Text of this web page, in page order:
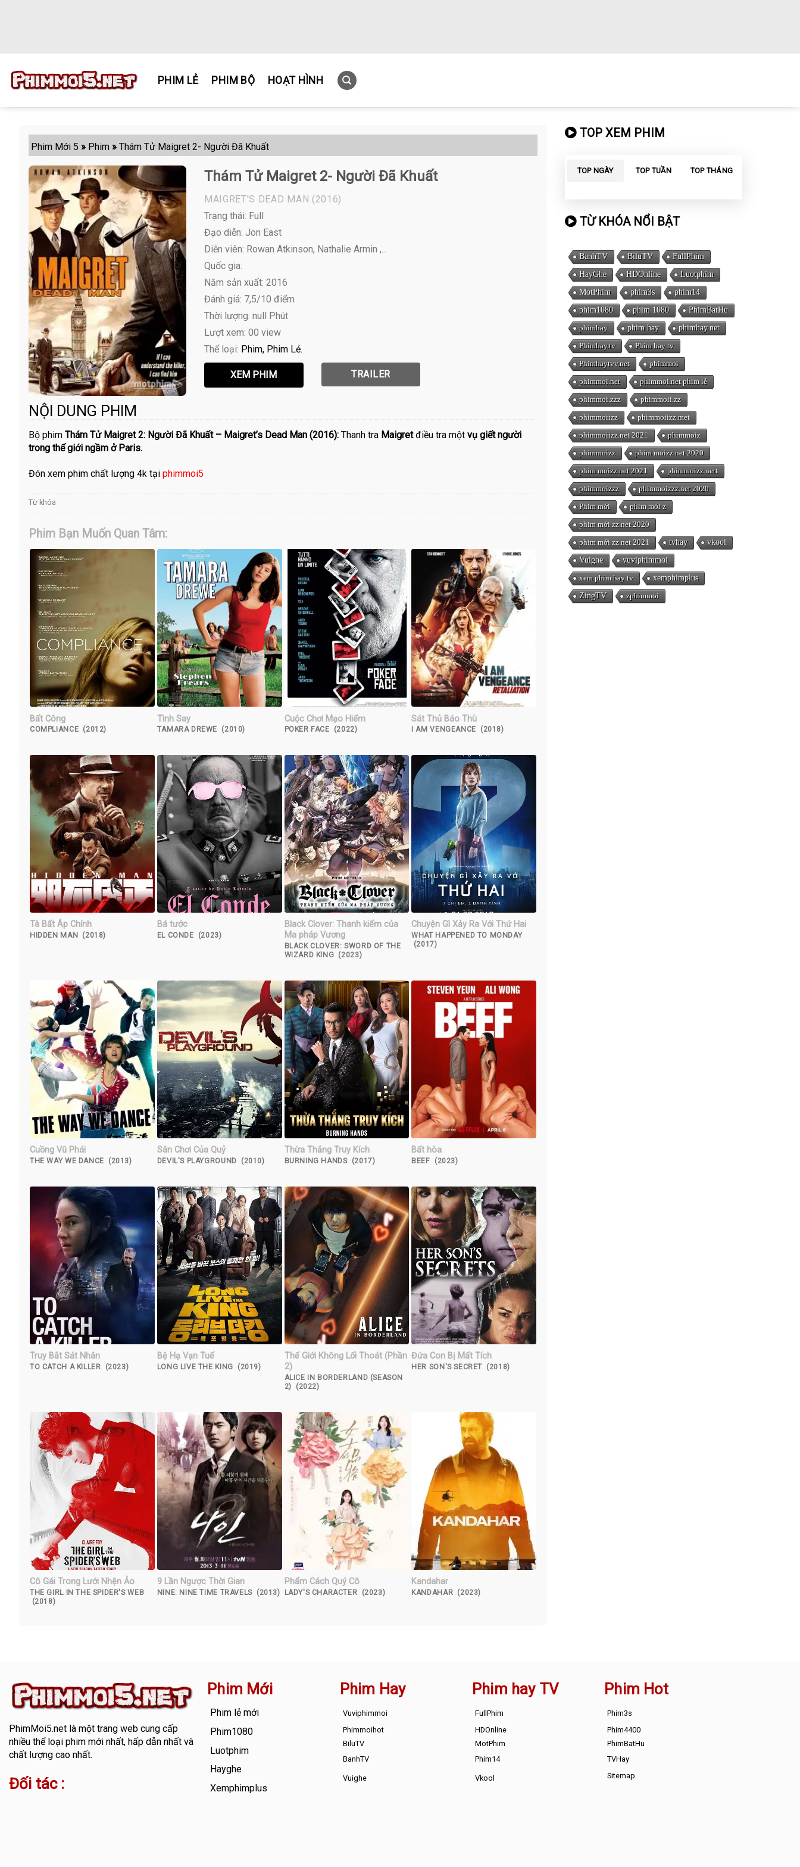
PHIM LẺ PHIM BỘ HOẠT HÌNH
Phim Mới 5 » Phim » Thám Tử Maigret 2- Người Đã Khuất
Thám Tử Maigret 2- Người Đã Khuất
MAIGRET'S DEAD MAN (2016)
Trạng thái: Full
Đạo diễn: Jon East
Diễn viên: Rowan Atkinson, Nathalie Armin ,...
Quốc gia:
Năm sản xuất: 2016
Đánh giá: 7,5/10 điểm
Thời lượng: null Phút
Lượt xem: 00 view
Thể loại: Phim Phim Lẻ
TRAILER
NỘI DUNG PHIM
Bộ phim Thám Tử Maigret 2: Người Đã Khuất – Maigret’s Dead Man (2016): Thanh tra Maigretđiều tra một vụ giết người
trong thế giới ngầm ở Paris.
Đón xem phim chất lượng 4k tại phimmoi5
Từ khóa
Phim Bạn Muốn Quan Tâm:
Bất Công
COMPLIANCE (2012)
Tình Say
TAMARA DREWE (2010)
Cuộc Chơi Mạo Hiểm
POKER FACE (2022)
Sát Thủ Báo Thù
I AM VENGEANCE (2018)
Tà Bất Áp Chính
HIDDEN MAN (2018)
Bá tước
EL CONDE (2023)
Black Clover: Thanh kiếm của
Ma pháp Vương
BLACK CLOVER: SWORD OF THE
WIZARD KING (2023)
Chuyện Gì Xảy Ra Với Thứ Hai
WHAT HAPPENED TO MONDAY
(2017)
Cuồng Vũ Phái
THE WAY WE DANCE (2013)
Sân Chơi Của Quỷ
DEVIL'S PLAYGROUND (2010)
Thừa Thắng Truy Kích
BURNING HANDS (2017)
Bất hòa
BEEF (2023)
Truy Bắt Sát Nhân
TO CATCH A KILLER (2023)
Bệ Hạ Vạn Tuế
LONG LIVE THE KING (2019)
Thế Giới Không Lối Thoát (Phần
2)
ALICE IN BORDERLAND (SEASON
2) (2022)
Đứa Con Bị Mất Tích
HER SON'S SECRET (2018)
Cô Gái Trong Lưới Nhện Ảo
THE GIRL IN THE SPIDER'S WEB
(2018)
9 Lần Ngược Thời Gian
NINE: NINE TIME TRAVELS (2013)
Phẩm Cách Quý Cô
LADY'S CHARACTER (2023)
Kandahar
KANDAHAR (2023)
TOP XEM PHIM
TOP NGÀY TOP TUẦN TOP THÁNG
TỪ KHÓA NỔI BẬT
BanhTV BiluTV
FullPhim
HayGhe
HDOnline
Luotphim
MotPhim
phim3s
phim14
phim1080
phim 1080
PhimBatHu
phimhay
phim hay
phimhay.net
Phimhay.tv
Phim hay tv
Phimhaytvv.net
phimmoi
phimmoi.net
phimmoi.net phim lẻ
phimmoi.zzz
phimmoii.zz
phimmoiizz
phimmoiizz.met
phimmoiizz.net 2021
phimmoiz
phimmoizz
phim moizz.net 2020
phim moizz.net 2021
phimmoizz.nett
phimmoizzz
phimmoizzz.net 2020
Phim mới
phim mới z
phim mới zz.net 2020
phim mới zz.net 2021
tvhay
vkool
Vuighe
vuviphimmoi
xem phim hay tv
xemphimplus
ZingTV
zphimmoi
PhimMoi5.netlà một trang web cung cấp
nhiều thể loại phim mới nhất, hấp dẫn nhất và
chất lượng cao nhất.
Đối tác :
Phim Mới
Phim lẻ mới
Phim1080
Luotphim
Hayghe
Xemphimplus
Phim Hay
Vuviphimmoi
Phimmoihot
BiluTV
BanhTV
Vuighe
Phim hay TV
FullPhim
HDOnline
MotPhim
Phim14
Vkool
Phim Hot
Phim3s
Phim4400
PhimBatHu
TVHay
Sitemap